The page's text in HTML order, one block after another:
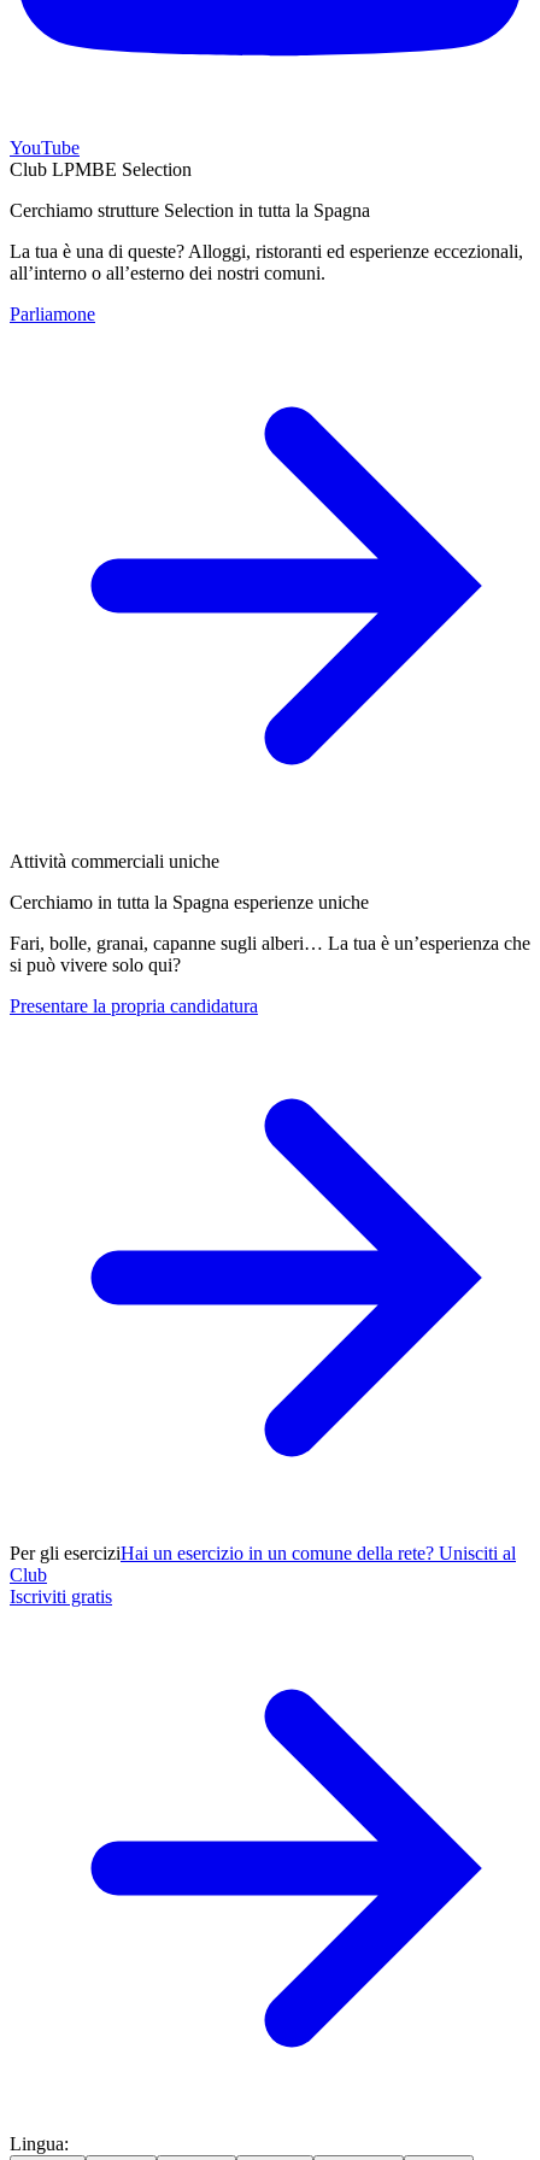
YouTube
Club LPMBE Selection
Cerchiamo strutture Selection in tutta la Spagna
La tua è una di queste? Alloggi, ristoranti ed esperienze eccezionali,
all’interno o all’esterno dei nostri comuni.
Parliamone
Attività commerciali uniche
Cerchiamo in tutta la Spagna esperienze uniche
Fari, bolle, granai, capanne sugli alberi… La tua è un’esperienza che
si può vivere solo qui?
Presentare la propria candidatura
Per gli eserciziHai un esercizio in un comune della rete? Unisciti al
Club
Iscriviti gratis
Lingua: